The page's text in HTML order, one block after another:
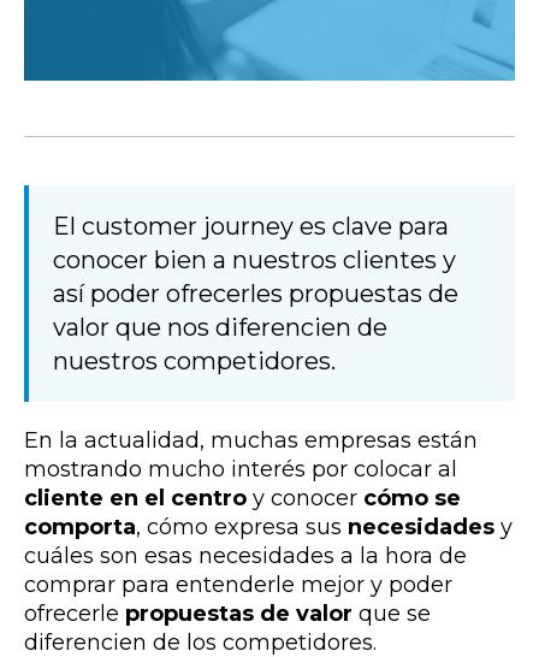
El customer journey es clave para
conocer bien a nuestros clientes y
así poder ofrecerles propuestas de
valor que nos diferencien de
nuestros competidores.
En la actualidad, muchas empresas están
mostrando mucho interés por colocar al
cliente en el centro y conocer cómo se
comporta, cómo expresa sus necesidades y
cuáles son esas necesidades a la hora de
comprar para entenderle mejor y poder
ofrecerle propuestas de valor que se
diferencien de los competidores.